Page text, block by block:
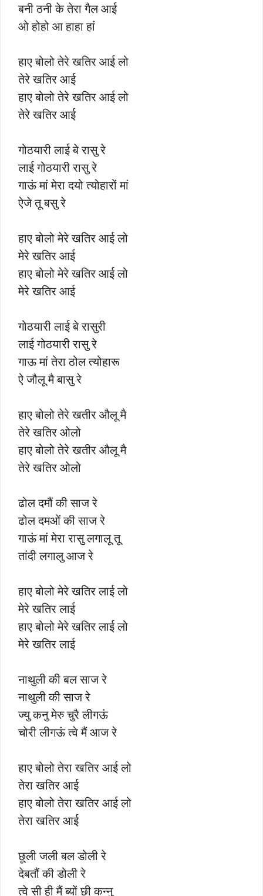
बनी ठनी के तेरा गैल आई
ओ होहो आ हाहा हां
हाए बोलो तेरे खतिर आई लो
तेरे खतिर आई
हाए बोलो तेरे खतिर आई लो
तेरे खतिर आई
गोठयारी लाई बे रासु रे
लाई गोठयारी रासु रे
गाऊं मां मेरा दयो त्योहारों मां
ऐजे तू बसु रे
हाए बोलो मेरे खतिर आई लो
मेरे खतिर आई
हाए बोलो मेरे खतिर आई लो
मेरे खतिर आई
गोठयारी लाई बे रासुरी
लाई गोठयारी रासु रे
गाऊ मां तेरा ठोल त्योहारू
ऐ जौलू मै बासु रे
हाए बोलो तेरे खतीर औलू मै
तेरे खतिर ओलो
हाए बोलो तेरे खतीर औलू मै
तेरे खतिर ओलो
ढोल दमौं की साज रे
ढोल दमओं की साज रे
गाऊं मां मेरा रासु लगालू तू
तांदी लगालु आज रे
हाए बोलो मेरे खतिर लाई लो
मेरे खतिर लाई
हाए बोलो मेरे खतिर लाई लो
मेरे खतिर लाई
नाथुली की बल साज रे
नाथुली की साज रे
ज्यु कनु मेरु चुरै लीगऊं
चोरी लीगऊं त्वे मैं आज रे
हाए बोलो तेरा खतिर आई लो
तेरा खतिर आई
हाए बोलो तेरा खतिर आई लो
तेरा खतिर आई
छूली जली बल डोली रे
देबतौं की डोली रे
त्वे सी ही मैं ब्यों छी कन्नु